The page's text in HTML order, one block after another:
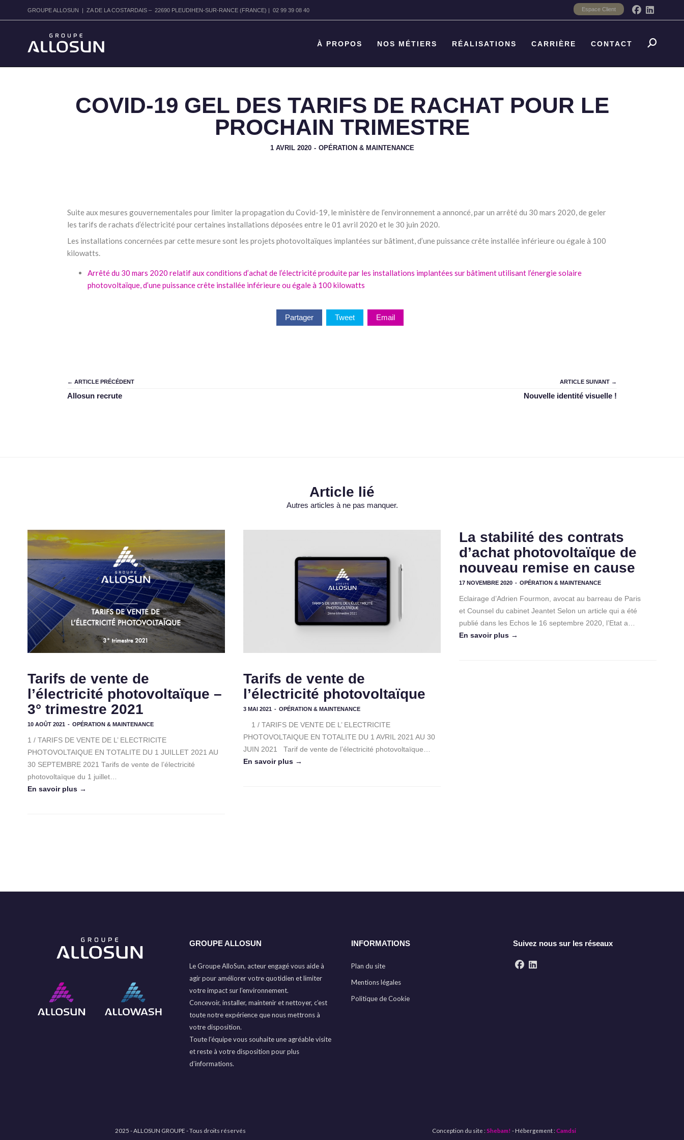
GROUPE ALLOSUN | ZA DE LA COSTARDAIS – 22690 PLEUDIHEN-SUR-RANCE (FRANCE) | 02 99 39 08 40 Espace Client
À PROPOS NOS MÉTIERS RÉALISATIONS CARRIÈRE CONTACT
COVID-19 GEL DES TARIFS DE RACHAT POUR LE
PROCHAIN TRIMESTRE
1 AVRIL 2020 - OPÉRATION & MAINTENANCE
Suite aux mesures gouvernementales pour limiter la propagation du Covid-19, le ministère de l’environnement a annoncé, par un arrêté du 30 mars 2020, de geler
les tarifs de rachats d’électricité pour certaines installations déposées entre le 01 avril 2020 et le 30 juin 2020.
Les installations concernées par cette mesure sont les projets photovoltaïques implantées sur bâtiment, d’une puissance crête installée inférieure ou égale à 100
kilowatts.
Arrêté du 30 mars 2020 relatif aux conditions d’achat de l’électricité produite par les installations implantées sur bâtiment utilisant l’énergie solaire
photovoltaïque, d’une puissance crête installée inférieure ou égale à 100 kilowatts
Partager Tweet Email
← ARTICLE PRÉCÉDENT
Allosun recrute
ARTICLE SUIVANT →
Nouvelle identité visuelle !
Article lié
Autres articles à ne pas manquer.
Tarifs de vente de
l’électricité photovoltaïque –
3° trimestre 2021
10 AOÛT 2021 - OPÉRATION & MAINTENANCE
1 / TARIFS DE VENTE DE L’ ELECTRICITE
PHOTOVOLTAIQUE EN TOTALITE DU 1 JUILLET 2021 AU
30 SEPTEMBRE 2021 Tarifs de vente de l’électricité
photovoltaïque du 1 juillet…
En savoir plus →
Tarifs de vente de
l’électricité photovoltaïque
3 MAI 2021 - OPÉRATION & MAINTENANCE
1 / TARIFS DE VENTE DE L’ ELECTRICITE
PHOTOVOLTAIQUE EN TOTALITE DU 1 AVRIL 2021 AU 30
JUIN 2021 Tarif de vente de l’électricité photovoltaïque…
En savoir plus →
La stabilité des contrats
d’achat photovoltaïque de
nouveau remise en cause
17 NOVEMBRE 2020 - OPÉRATION & MAINTENANCE
Eclairage d’Adrien Fourmon, avocat au barreau de Paris
et Counsel du cabinet Jeantet Selon un article qui a été
publié dans les Echos le 16 septembre 2020, l’Etat a…
En savoir plus →
GROUPE ALLOSUN
Le Groupe AlloSun, acteur engagé vous aide à
agir pour améliorer votre quotidien et limiter
votre impact sur l’environnement.
Concevoir, installer, maintenir et nettoyer, c’est
toute notre expérience que nous mettrons à
votre disposition.
Toute l’équipe vous souhaite une agréable visite
et reste à votre disposition pour plus
d’informations.
INFORMATIONS
Plan du site
Mentions légales
Politique de Cookie
Suivez nous sur les réseaux
2025 - ALLOSUN GROUPE - Tous droits réservés Conception du site : Shebam! - Hébergement : Camdsi